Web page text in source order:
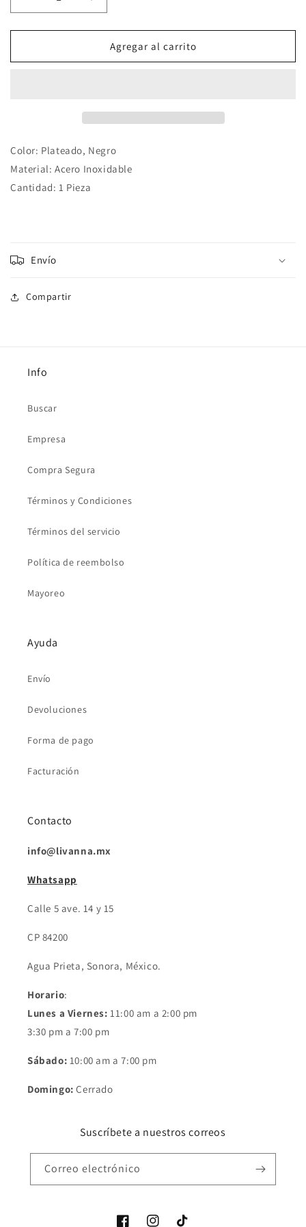
Reducir
cantidad
para
Clavo
Aumentar
cantidad
para
Pulsera
Clavo
Agregar al carrito
Color: Plateado, Negro
Material: Acero Inoxidable
Cantidad: 1 Pieza
Envío
Compartir
Info
Buscar
Empresa
Compra Segura
Términos y Condiciones
Términos del servicio
Política de reembolso
Mayoreo
Ayuda
Envío
Devoluciones
Forma de pago
Facturación
Contacto
info@livanna.mx
Whatsapp
Calle 5 ave. 14 y 15
CP 84200
Agua Prieta, Sonora, México.
Horario:
Lunes a Viernes: 11:00 am a 2:00 pm
3:30 pm a 7:00 pm
Sábado: 10:00 am a 7:00 pm
Domingo: Cerrado
Suscríbete a nuestros correos
Correo electrónico